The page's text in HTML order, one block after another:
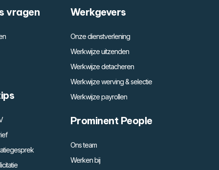
vragen Werkgevers
Onze dienstverlening
Werkwijze uitzenden
Werkwijze detacheren
Werkwijze werving & selectie
Werkwijze payrollen
Prominent People
Ons team
Werken bij